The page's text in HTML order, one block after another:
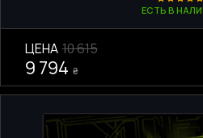
ЕСТЬ В
ЦЕНА 10 615
9 794 ₴